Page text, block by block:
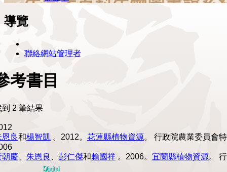
導覽
聯絡網站管理者
考書目
到 2 筆結果
恩良和楊智凱 。2012。 花蓮縣植物資源。 行政院農業委員會
朝慶
朱恩良 彭仁傑和賴國祥 。2006。 宜蘭縣植物資源。